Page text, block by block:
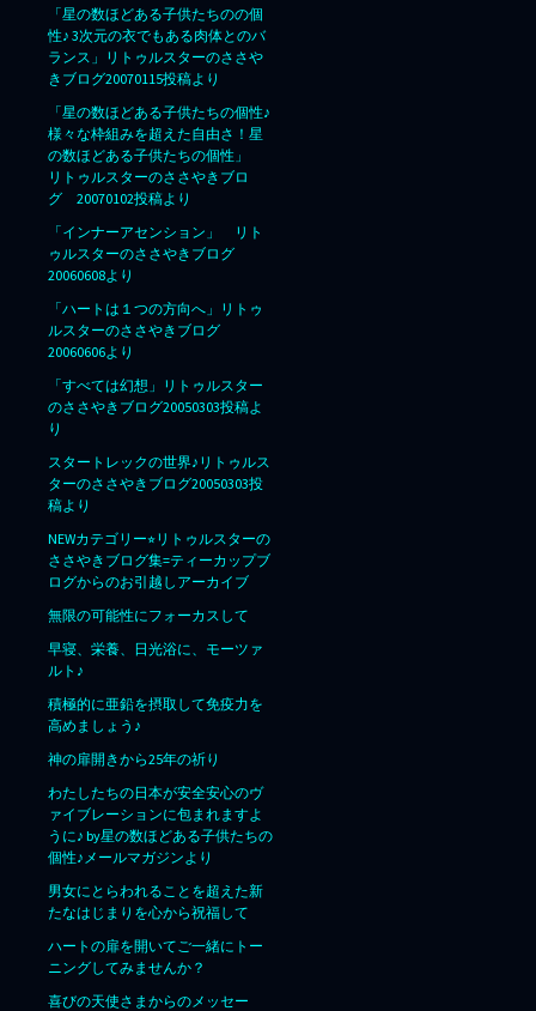
「星の数ほどある子供たちのの個
性♪ 3次元の衣でもある肉体とのバ
ランス」リトゥルスターのささや
きブログ20070115投稿より
「星の数ほどある子供たちの個性♪
様々な枠組みを超えた自由さ！星
の数ほどある子供たちの個性」
リトゥルスターのささやきブロ
グ 20070102投稿より
「インナーアセンション」 リト
ゥルスターのささやきブログ
20060608より
「ハートは１つの方向へ」リトゥ
ルスターのささやきブログ
20060606より
「すべては幻想」リトゥルスター
のささやきブログ20050303投稿よ
り
スタートレックの世界♪リトゥルス
ターのささやきブログ20050303投
稿より
NEWカテゴリー⭐︎リトゥルスターの
ささやきブログ集=ティーカップブ
ログからのお引越しアーカイブ
無限の可能性にフォーカスして
早寝、栄養、日光浴に、モーツァ
ルト♪
積極的に亜鉛を摂取して免疫力を
高めましょう♪
神の扉開きから25年の祈り
わたしたちの日本が安全安心のヴ
ァイブレーションに包まれますよ
うに♪ by星の数ほどある子供たちの
個性♪メールマガジンより
男女にとらわれることを超えた新
たなはじまりを心から祝福して
ハートの扉を開いてご一緒にトー
ニングしてみませんか？
喜びの天使さまからのメッセー